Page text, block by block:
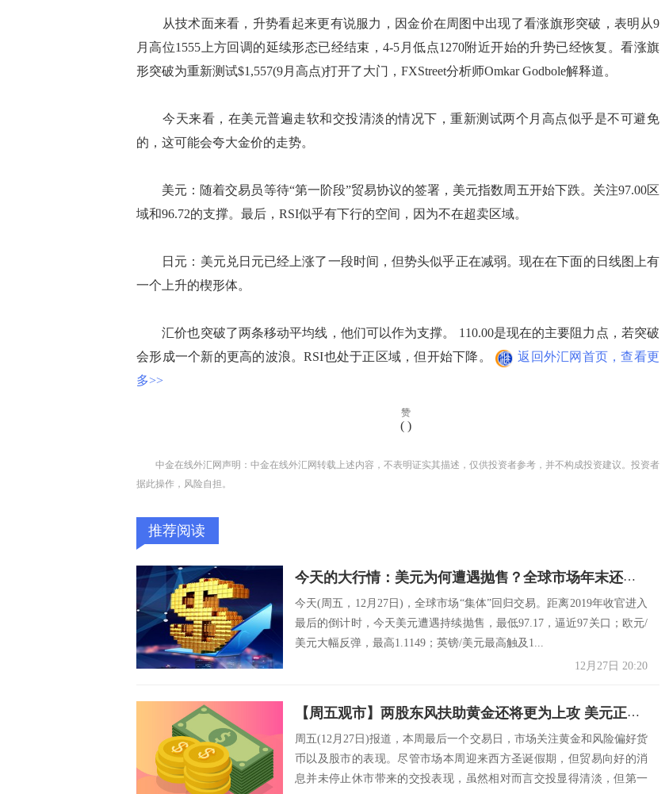
从技术面来看，升势看起来更有说服力，因金价在周图中出现了看涨旗形突破，表明从9
月高位1555上方回调的延续形态已经结束，4-5月低点1270附近开始的升势已经恢复。看涨旗
形突破为重新测试$1,557(9月高点)打开了大门，FXStreet分析师Omkar Godbole解释道。
今天来看，在美元普遍走软和交投清淡的情况下，重新测试两个月高点似乎是不可避免
的，这可能会夸大金价的走势。
美元：随着交易员等待“第一阶段”贸易协议的签署，美元指数周五开始下跌。关注97.00区
域和96.72的支撑。最后，RSI似乎有下行的空间，因为不在超卖区域。
日元：美元兑日元已经上涨了一段时间，但势头似乎正在减弱。现在在下面的日线图上有
一个上升的楔形体。
汇价也突破了两条移动平均线，他们可以作为支撑。 110.00是现在的主要阻力点，若突破
会形成一个新的更高的波浪。RSI也处于正区域，但开始下降。
返回外汇网首页，查看更
多>>
赞
( )
中金在线外汇网声明：中金在线外汇网转载上述内容，不表明证实其描述，仅供投资者参考，并不构成投资建议。投资者
据此操作，风险自担。
推荐阅读
今天的大行情：美元为何遭遇抛售？全球市场年末还有一波“狂欢”
今天(周五，12月27日)，全球市场“集体”回归交易。距离2019年收官进入
最后的倒计时，今天美元遭遇持续抛售，最低97.17，逼近97关口；欧元/
美元大幅反弹，最高1.1149；英镑/美元最高触及1...
12月27日 20:20
【周五观市】两股东风扶助黄金还将更为上攻 美元正在丢失动能前景存大跌之险
周五(12月27日)报道，本周最后一个交易日，市场关注黄金和风险偏好货
币以及股市的表现。尽管市场本周迎来西方圣诞假期，但贸易向好的消
息并未停止休市带来的交投表现，虽然相对而言交投显得清淡，但第一